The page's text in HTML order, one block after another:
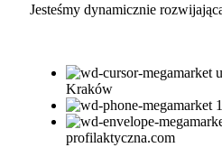
Jesteśmy dynamicznie
Kraków
profilaktyczna.com